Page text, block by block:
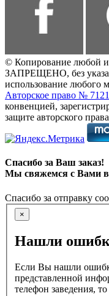
© Копирование любой
ЗАПРЕЩЕНО, без
использование любого
Авторское право №
конвенцией,
защите авторского
Спасибо за Ваш заказ!
Мы свяжемся с Вами
Спасибо за отправку
×
Нашли
Если Вы нашли
представленной
телефон заведения,